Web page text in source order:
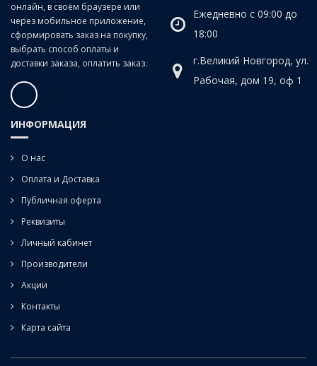
онлайн, в своём браузере или
через мобильное приложение,
сформировать заказ на покупку,
выбрать способ оплаты и
доставки заказа, оплатить заказ.
Ежедневно с 09:00 до
18:00
г.Великий Новгород, ул.
Рабочая, дом 19, оф 1
ИНФОРМАЦИЯ
О нас
Оплата и Доставка
Публичная оферта
Реквизиты
Личный кабинет
Производители
Акции
Контакты
Карта сайта